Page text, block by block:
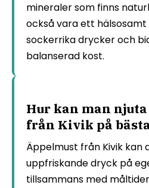
mineraler som finns
också vara ett
sockerrika drycker och
balanserad kost.
Hur kan man
från Kivik på
Äppelmust från Kivik kan
uppfriskande dryck på
tillsammans med